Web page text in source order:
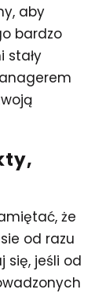
aby
bardzo
stały
że
od razu
się, jeśli od